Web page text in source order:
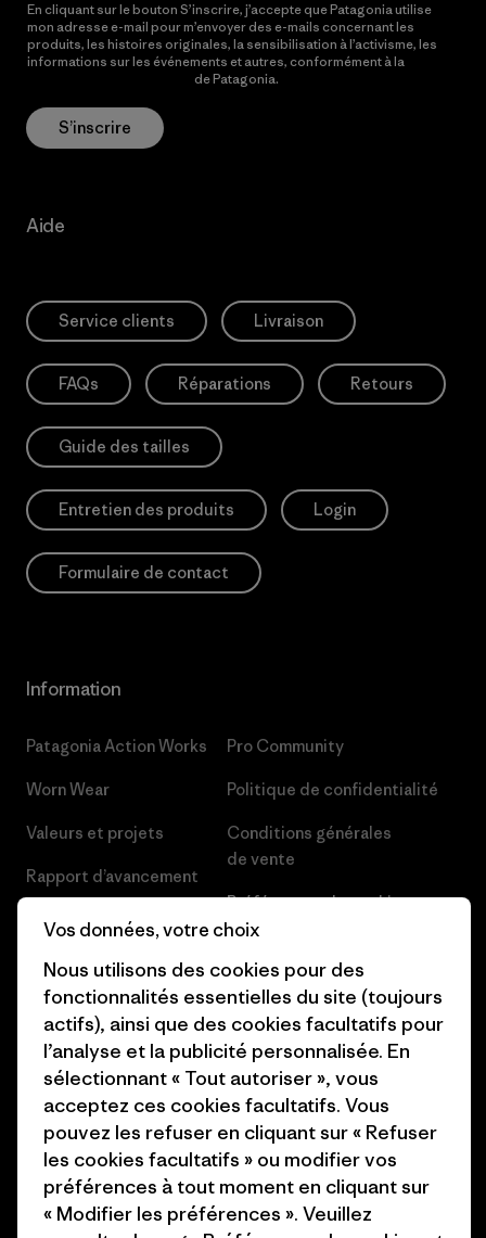
En cliquant sur le bouton S’inscrire, j’accepte que Patagonia utilise
mon adresse e-mail pour m’envoyer des e-mails concernant les
produits, les histoires originales, la sensibilisation à l’activisme, les
informations sur les événements et autres, conformément à la
de Patagonia.
S’inscrire
Aide
Service clients Livraison
FAQs Réparations Retours
Guide des tailles
Entretien des produits Login
Formulaire de contact
Information
Patagonia Action Works
Worn Wear
Valeurs et projets
Rapport d’avancement
Business Unusual
Objectifs climatiques
1% For The Planet
Comment nous finançons
Nos magasins
Pro Community
Politique de confidentialité
Conditions générales
de vente
Préférences de cookie
Presse et media
Industry program
Programme d’affiliation
Patagonia France Plan du site
Vos données, votre choix
Nous utilisons des cookies pour des
fonctionnalités essentielles du site (toujours
actifs), ainsi que des cookies facultatifs pour
l’analyse et la publicité personnalisée. En
sélectionnant « Tout autoriser », vous
acceptez ces cookies facultatifs. Vous
pouvez les refuser en cliquant sur « Refuser
les cookies facultatifs » ou modifier vos
préférences à tout moment en cliquant sur
« Modifier les préférences ». Veuillez